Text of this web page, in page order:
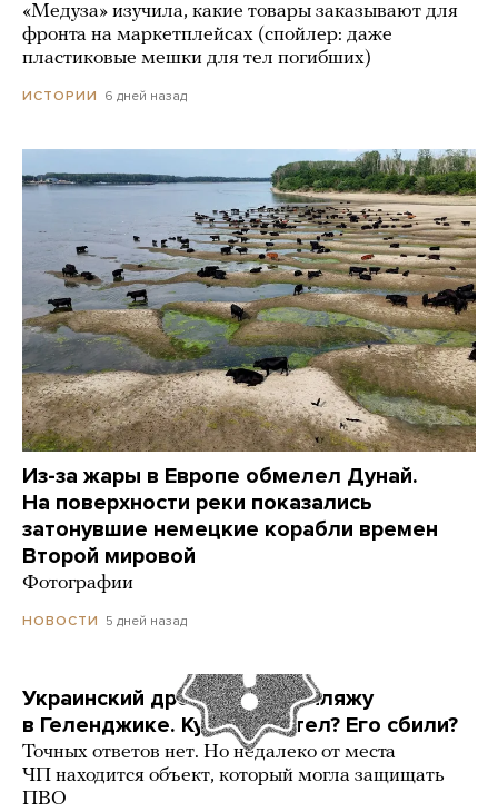
«Медуза» изучила, какие товары заказывают для
фронта на маркетплейсах (спойлер: даже
пластиковые мешки для тел погибших)
ИСТОРИИ 6 дней назад
Из-за жары в Европе обмелел Дунай.
На поверхности реки показались
затонувшие немецкие корабли времен
Второй мировой
Фотографии
НОВОСТИ 5 дней назад
Украинский дрон попал по пляжу
в Геленджике. Куда он летел? Его сбили?
Точных ответов нет. Но недалеко от места
ЧП находится объект, который могла защищать
ПВО